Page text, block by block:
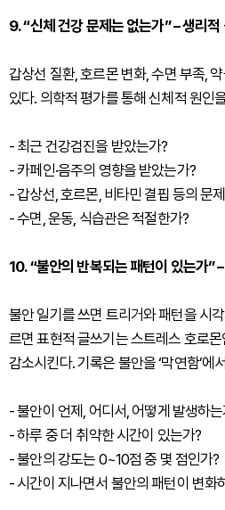
9. “신체 건강 문제는 없는가” – 생리적
갑상선 질환, 호르몬 변화, 수면 부족,
있다. 의학적 평가를 통해 신체적 원인
- 최근 건강검진을 받았는가?
- 카페인·음주의 영향을 받았는가?
- 갑상선, 호르몬, 비타민 결핍 등의 문
- 수면, 운동, 식습관은 적절한가?
10. “불안의 반복되는 패턴이 있는가”
불안 일기를 쓰면 트리거와 패턴을 시
르면 표현적 글쓰기는 스트레스 호로
감소시킨다. 기록은 불안을 ‘막연함’에
- 불안이 언제, 어디서, 어떻게 발생하
- 하루 중 더 취약한 시간이 있는가?
- 불안의 강도는 0~10점 중 몇 점인가?
- 시간이 지나면서 불안의 패턴이 변화